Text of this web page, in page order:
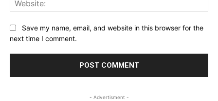
Save my name, email, and website in this browser for the
next time I comment.
- Advertisment -